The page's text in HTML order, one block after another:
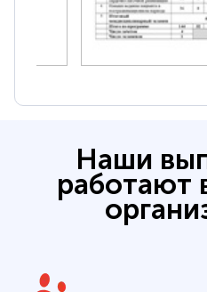
Наши
работают